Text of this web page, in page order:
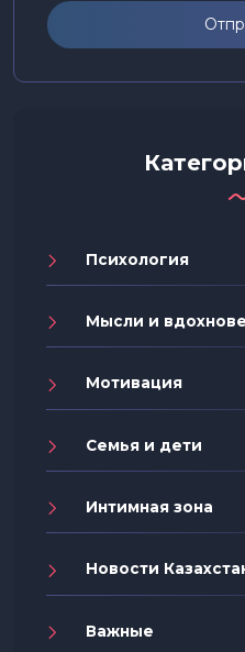
Психология
Мысли и
Мотивация
Семья и дети
Интимная зона
Новости
Важные